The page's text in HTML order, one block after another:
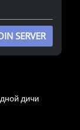
SERVER
дичи